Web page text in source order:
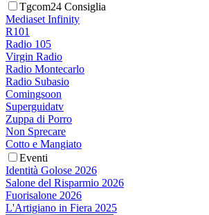
Tgcom24 Consiglia
Mediaset Infinity
R101
Radio 105
Virgin Radio
Radio Montecarlo
Radio Subasio
Comingsoon
Superguidatv
Zuppa di Porro
Non Sprecare
Cotto e Mangiato
Eventi
Identità Golose 2026
Salone del Risparmio 2026
Fuorisalone 2026
L'Artigiano in Fiera 2025